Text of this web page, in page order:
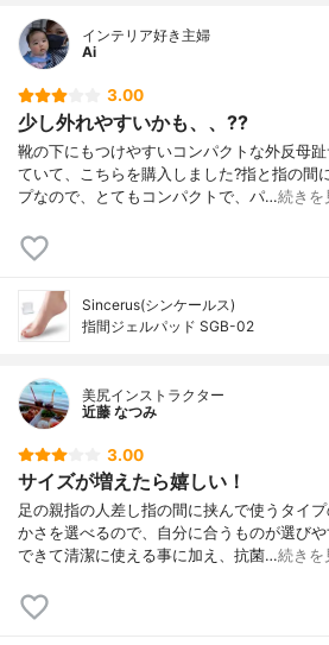
インテリア好き主婦
Ai
3.00
少し外れやすいかも、、??
靴の下にもつけやすいコンパクトな外反母
ていて、こちらを購入しました?指と指の間
プなので、とてもコンパクトで、パ…続きを
Sincerus(シンケールス)
指間ジェルパッド SGB-02
美尻インストラクター
近藤 なつみ
3.00
サイズが増えたら嬉しい！
足の親指の人差し指の間に挟んで使うタイ
かさを選べるので、自分に合うものが選び
できて清潔に使える事に加え、抗菌…続きを